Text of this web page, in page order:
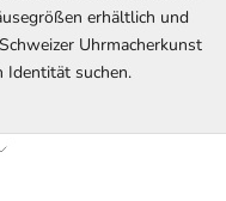
erhältlich und
Uhrmacherkunst
Identität suchen.